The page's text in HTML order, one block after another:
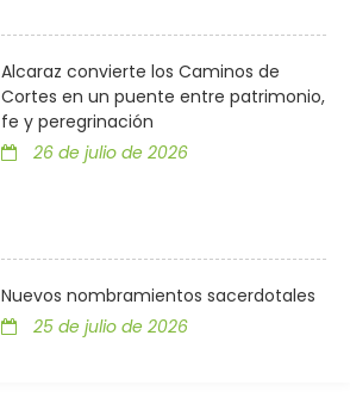
Alcaraz convierte los Caminos de
Cortes en un puente entre patrimonio,
fe y peregrinación
26 de julio de 2026
Nuevos nombramientos sacerdotales
25 de julio de 2026